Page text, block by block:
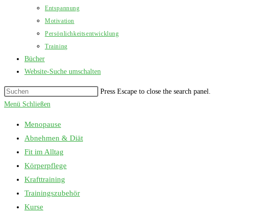
Entspannung
Motivation
Persönlichkeitsentwicklung
Training
Bücher
Website-Suche umschalten
Press Escape to close the search panel.
Menü Schließen
Menopause
Abnehmen & Diät
Fit im Alltag
Körperpflege
Krafttraining
Trainingszubehör
Kurse